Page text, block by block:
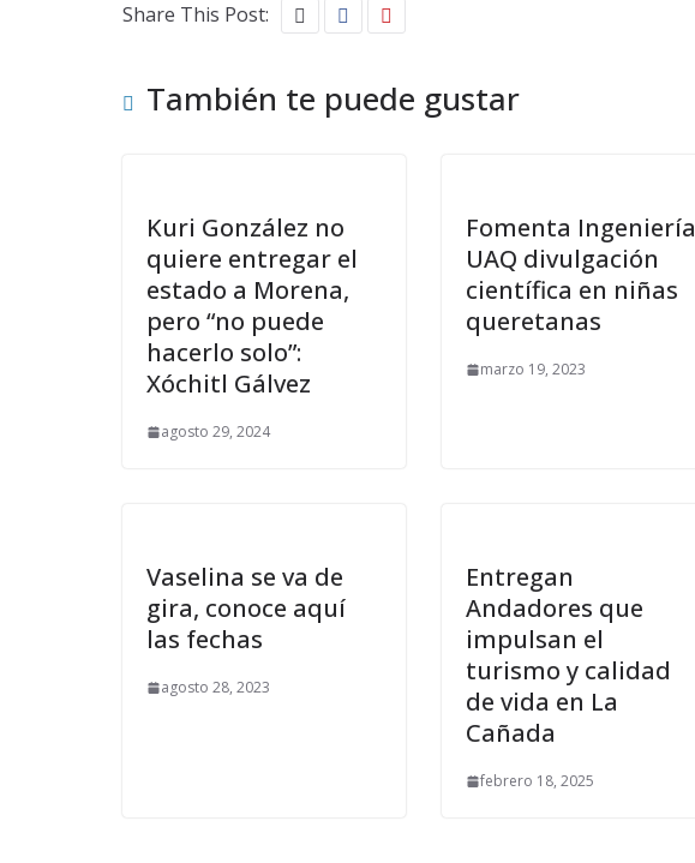
Share This Post:
También te puede gustar
Kuri González no
quiere entregar el
estado a Morena,
pero “no puede
hacerlo solo”:
Xóchitl Gálvez
agosto 29, 2024
Fomenta Ingeniería
UAQ divulgación
científica en niñas
queretanas
marzo 19, 2023
Vaselina se va de
gira, conoce aquí
las fechas
agosto 28, 2023
Entregan
Andadores que
impulsan el
turismo y calidad
de vida en La
Cañada
febrero 18, 2025